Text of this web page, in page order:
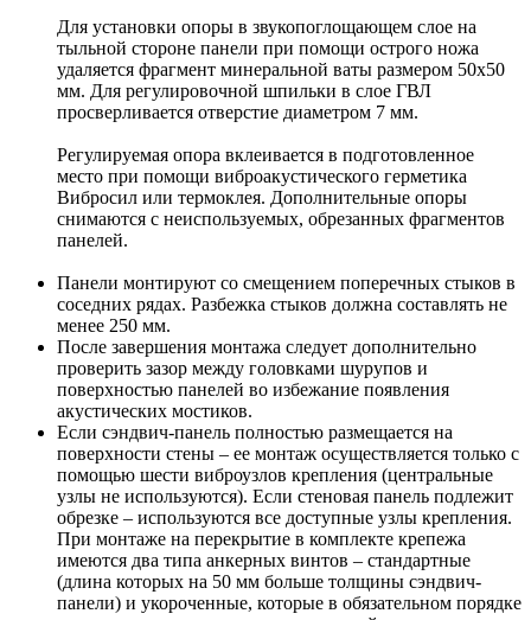
Для установки опоры в звукопоглощающем слое на
тыльной стороне панели при помощи острого ножа
удаляется фрагмент минеральной ваты размером 50х50
мм. Для регулировочной шпильки в слое ГВЛ
просверливается отверстие диаметром 7 мм.
Регулируемая опора вклеивается в подготовленное
место при помощи виброакустического герметика
Вибросил или термоклея. Дополнительные опоры
снимаются с неиспользуемых, обрезанных фрагментов
панелей.
Панели монтируют со смещением поперечных стыков в
соседних рядах. Разбежка стыков должна составлять не
менее 250 мм.
После завершения монтажа следует дополнительно
проверить зазор между головками шурупов и
поверхностью панелей во избежание появления
акустических мостиков.
Если сэндвич-панель полностью размещается на
поверхности стены – ее монтаж осуществляется только с
помощью шести виброузлов крепления (центральные
узлы не используются). Если стеновая панель подлежит
обрезке – используются все доступные узлы крепления.
При монтаже на перекрытие в комплекте крепежа
имеются два типа анкерных винтов – стандартные
(длина которых на 50 мм больше толщины сэндвич-
панели) и укороченные, которые в обязательном порядке